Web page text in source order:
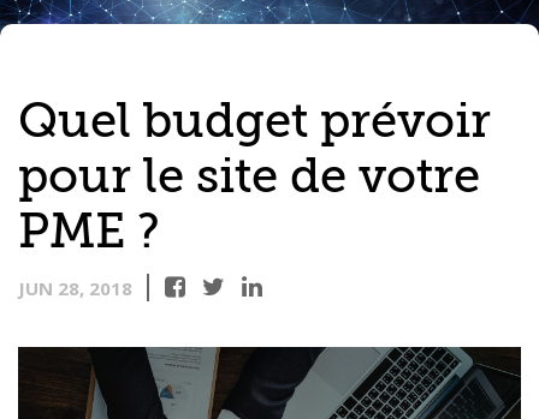
Quel budget prévoir
pour le site de votre
PME ?
JUN 28, 2018